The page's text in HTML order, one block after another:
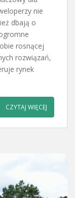
nie
dbają o
rosnącej
rozwiązań,
rynek
CZYTAJ WIĘCEJ